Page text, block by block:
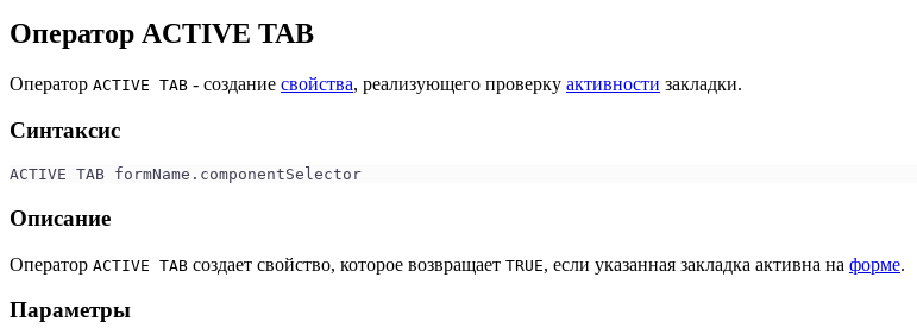
Оператор ACTIVE TAB
Оператор ACTIVE TAB - создание свойства, реализующего проверку активности закладки.
Синтаксис
ACTIVE TAB formName.componentSelector
Описание
Оператор ACTIVE TAB создает свойство, которое возвращает TRUE, если указанная закладка активна на форме.
Параметры